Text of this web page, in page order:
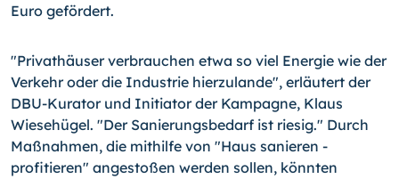
Euro gefördert.
"Privathäuser verbrauchen etwa so viel Energie wie der
Verkehr oder die Industrie hierzulande", erläutert der
DBU-Kurator und Initiator der Kampagne, Klaus
Wiesehügel. "Der Sanierungsbedarf ist riesig." Durch
Maßnahmen, die mithilfe von "Haus sanieren -
profitieren" angestoßen werden sollen, könnten